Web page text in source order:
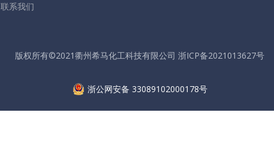
联系我们
版权所有©2021衢州希马化工科技有限公司​​​​​​​ 浙ICP备2021013627号
浙公网安备 33089102000178号